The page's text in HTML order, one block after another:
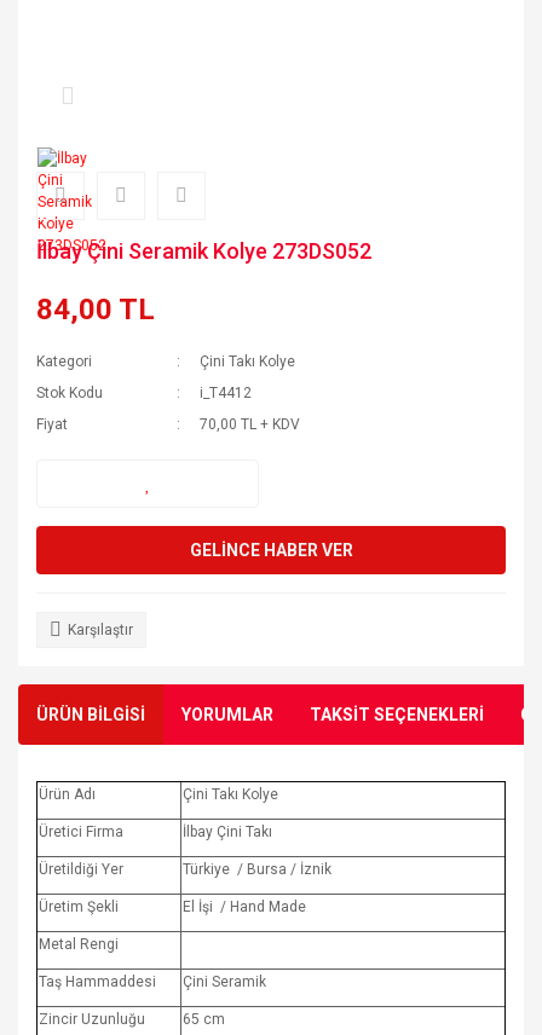
İlbay Çini Seramik Kolye 273DS052
84,00 TL
Kategori
Çini Takı Kolye
Stok Kodu
i_T4412
Fiyat
70,00 TL + KDV
GELİNCE HABER VER
Karşılaştır
ÜRÜN BİLGİSİ YORUMLAR TAKSİT SEÇENEKLERİ
Ürün Adı Çini Takı Kolye
Üretici Firma İlbay Çini Takı
Üretildiği Yer Türkiye / Bursa / İznik
Üretim Şekli El İşi / Hand Made
Metal Rengi
Taş Hammaddesi Çini Seramik
Zincir Uzunluğu 65 cm